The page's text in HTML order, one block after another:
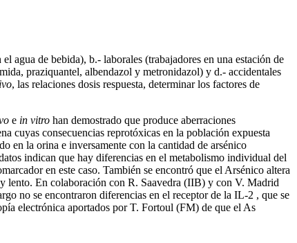
agua de bebida), b.- laborales (trabajadores en una estación de
praziquantel, albendazol y metronidazol) y d.- accidentales
, las relaciones dosis respuesta, determinar los factores de
e in vitro han demostrado que produce aberraciones
cuyas consecuencias reprotóxicas en la población expuesta
en la orina e inversamente con la cantidad de arsénico
indican que hay diferencias en el metabolismo individual del
en este caso. También se encontró que el Arsénico altera
lento. En colaboración con R. Saavedra (IIB) y con V. Madrid
no se encontraron diferencias en el receptor de la IL-2 , que se
electrónica aportados por T. Fortoul (FM) de que el As